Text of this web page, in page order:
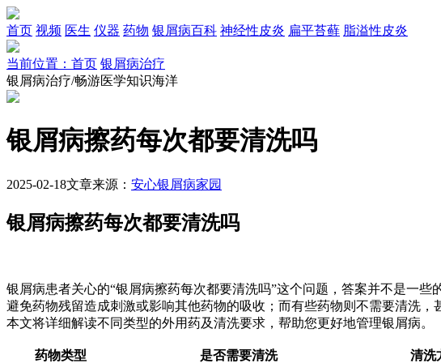
首页 视频 医生 仪器 药物 银屑病百科 神经性皮炎 扁平苔藓 脂溢性皮炎
当前位置：首页 银屑病治疗
银屑病治疗/畅游医学知识海洋
银屑病擦药每次都要清洗吗
2025-02-18文章来源： 安心银屑病家园
银屑病擦药每次都要清洗吗
银屑病患者关心的“银屑病擦药每次都要清洗吗”这个问题，答案并不是一
避免药物残留造成刺激或影响其他药物的吸收；而有些药物则不需要清洗
本文将详细解读不同类型的外用药及清洗要求，帮助您更好地管理银屑病。
药物类型 是否需要清洗
清洗